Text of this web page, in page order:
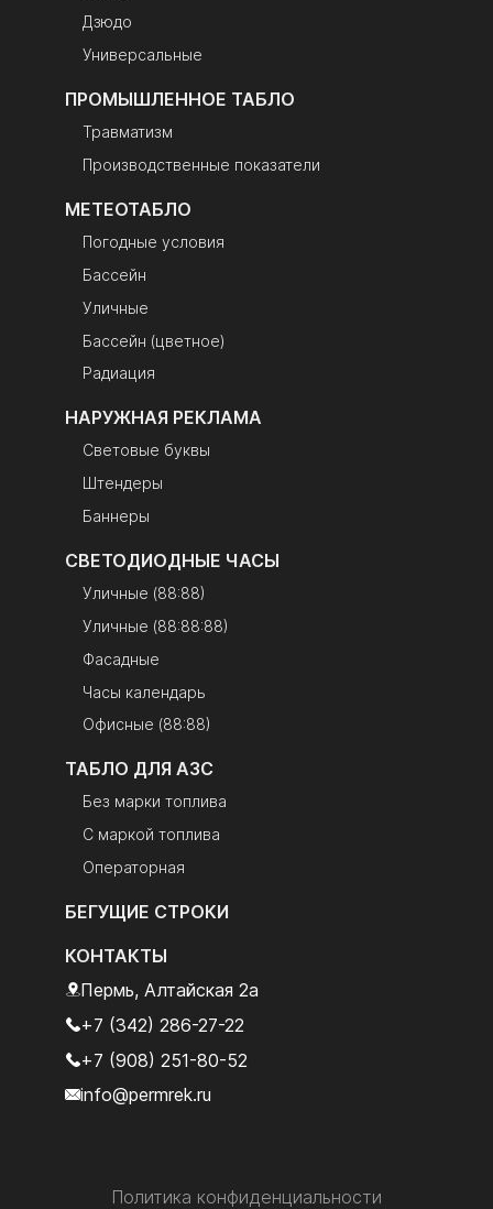
Дзюдо
Универсальные
ПРОМЫШЛЕННОЕ ТАБЛО
Травматизм
Производственные показатели
МЕТЕОТАБЛО
Погодные условия
Бассейн
Уличные
Бассейн (цветное)
Радиация
НАРУЖНАЯ РЕКЛАМА
Световые буквы
Штендеры
Баннеры
СВЕТОДИОДНЫЕ ЧАСЫ
Уличные (88:88)
Уличные (88:88:88)
Фасадные
Часы календарь
Офисные (88:88)
ТАБЛО ДЛЯ АЗС
Без марки топлива
С маркой топлива
Операторная
БЕГУЩИЕ СТРОКИ
КОНТАКТЫ
Пермь, Алтайская 2а
+7 (342) 286-27-22
+7 (908) 251-80-52
info@permrek.ru
Политика конфиденциальности